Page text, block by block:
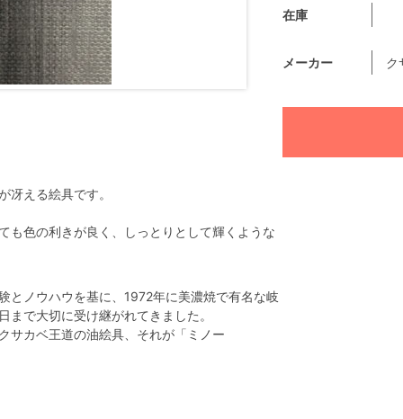
冴える絵具です。
も色の利きが良く、しっとりとして輝くような
とノウハウを基に、1972年に美濃焼で有名な岐
で大切に受け継がれてきました。
サカベ王道の油絵具、それが「ミノー
在庫
メーカー ク